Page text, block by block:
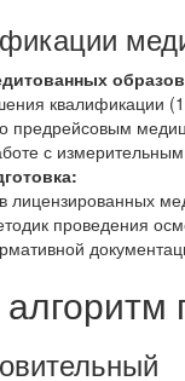
квалификации
предрейсовым
с
лицензированных
проведения